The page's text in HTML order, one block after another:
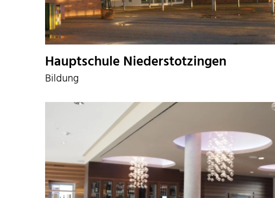
Hauptschule Niederstotzingen
Bildung